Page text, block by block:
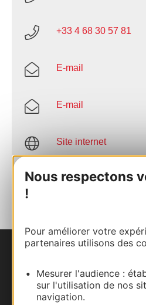
Nous respectons
!
Pour améliorer votre
partenaires utilisons des
Mesurer l'audience :
sur l'utilisation de nos
navigation.
+33 4 68 30 57 81
E-mail
E-mail
Site internet
AJOUTER
AU CARNET
Carte interactive